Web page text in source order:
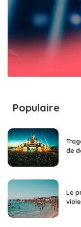
Populaire
de
Le